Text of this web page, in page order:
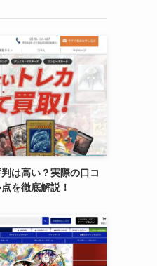
は高い？実際の口コ
を徹底解説！